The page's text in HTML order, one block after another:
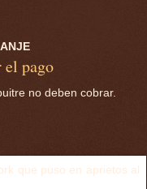
pago
no deben cobrar.